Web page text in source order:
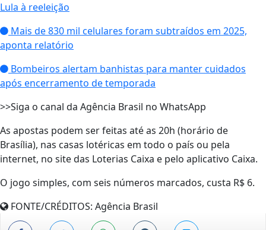
Lula à reeleição
Mais de 830 mil celulares foram subtraídos em 2025,
aponta relatório
Bombeiros alertam banhistas para manter cuidados
após encerramento de temporada
>>Siga o canal da Agência Brasil no WhatsApp
As apostas podem ser feitas até as 20h (horário de
Brasília), nas casas lotéricas em todo o país ou pela
internet, no site das Loterias Caixa e pelo aplicativo Caixa.
O jogo simples, com seis números marcados, custa R$ 6.
FONTE/CRÉDITOS: Agência Brasil